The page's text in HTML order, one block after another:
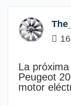
La
Peugeot
motor